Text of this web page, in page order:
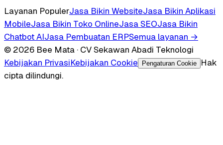
Layanan PopulerJasa Bikin WebsiteJasa Bikin Aplikasi
MobileJasa Bikin Toko OnlineJasa SEOJasa Bikin
Chatbot AIJasa Pembuatan ERPSemua layanan →
© 2026 Bee Mata · CV Sekawan Abadi Teknologi
Kebijakan PrivasiKebijakan Cookie Pengaturan Cookie
Hak
cipta dilindungi.